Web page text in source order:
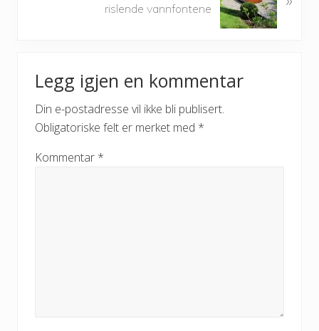
rislende vannfontene
Interactions
Legg igjen en kommentar
Din e-postadresse vil ikke bli publisert.
Obligatoriske felt er merket med *
Kommentar *